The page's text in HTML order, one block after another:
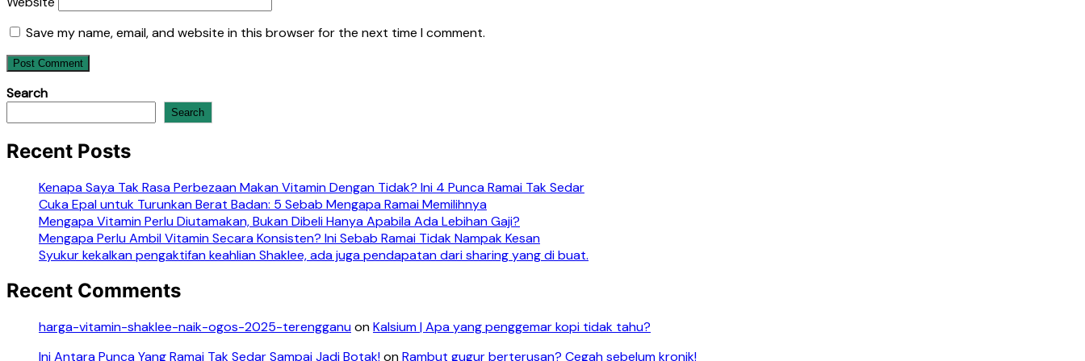
Save my name, email, and website in this browser for the next time I comment.
Search
Search
Recent Posts
Kenapa Saya Tak Rasa Perbezaan Makan Vitamin Dengan Tidak? Ini 4 Punca Ramai Tak Sedar
Cuka Epal untuk Turunkan Berat Badan: 5 Sebab Mengapa Ramai Memilihnya
Mengapa Vitamin Perlu Diutamakan, Bukan Dibeli Hanya Apabila Ada Lebihan Gaji?
Mengapa Perlu Ambil Vitamin Secara Konsisten? Ini Sebab Ramai Tidak Nampak Kesan
Syukur kekalkan pengaktifan keahlian Shaklee, ada juga pendapatan dari sharing yang di buat.
Recent Comments
harga-vitamin-shaklee-naik-ogos-2025-terengganuonKalsium | Apa yang penggemar kopi tidak tahu?
Ini Antara Punca Yang Ramai Tak Sedar Sampai Jadi Botak!onRambut gugur berterusan? Cegah sebelum kronik!